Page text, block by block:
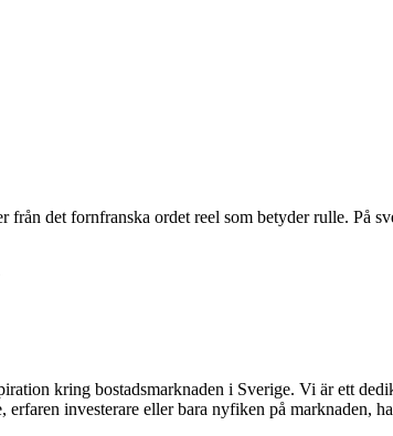
det fornfranska ordet reel som betyder rulle. På
kring bostadsmarknaden i Sverige. Vi är ett
investerare eller bara nyfiken på marknaden,